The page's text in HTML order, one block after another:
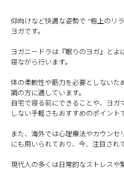
仰向けなど快適な姿勢で "極上のリ
ヨガです。
ヨガニードラは『眠りのヨガ』とよ
寝ながら行います。
体の柔軟性や筋力を必要としないた
調の方に適しています。
自宅で寝る前にできることや、ヨガ
しない手軽さもおすすめのポイント
また、海外では心理療法やカウン
にも用いられており、今、注目され
現代人の多くは日常的なストレスや